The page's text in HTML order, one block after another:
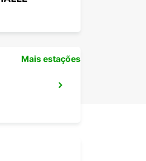
Mais estações